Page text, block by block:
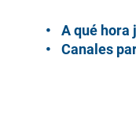
A qué hora
Canales